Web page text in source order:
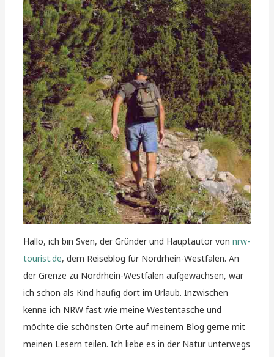
Hallo, ich bin Sven, der Gründer und Hauptautor vonnrw-
tourist.de, dem Reiseblog für Nordrhein-Westfalen. An
der Grenze zu Nordrhein-Westfalen aufgewachsen, war
ich schon als Kind häufig dort im Urlaub. Inzwischen
kenne ich NRW fast wie meine Westentasche und
möchte die schönsten Orte auf meinem Blog gerne mit
meinen Lesern teilen. Ich liebe es in der Natur unterwegs